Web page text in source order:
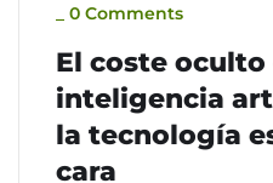
0 Comments
El coste oculto
inteligencia
la tecnología
cara